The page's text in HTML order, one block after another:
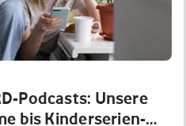
Podcasts: Unsere
bis Kinderserien-…